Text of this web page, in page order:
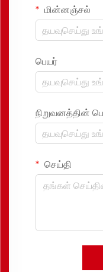
மின்னஞ்சல்
பெயர்
நிறுவனத்தின்
செய்தி